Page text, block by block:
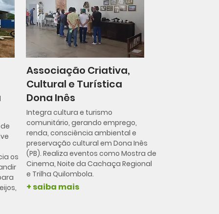
os
Associação Criativa,
Cultural e Turística
Dona Inês
Integra cultura e turismo
comunitário, gerando emprego,
renda, consciência ambiental e
preservação cultural em Dona Inês
(PB). Realiza eventos como Mostra de
Cinema, Noite da Cachaça Regional
e Trilha Quilombola.
+ saiba mais